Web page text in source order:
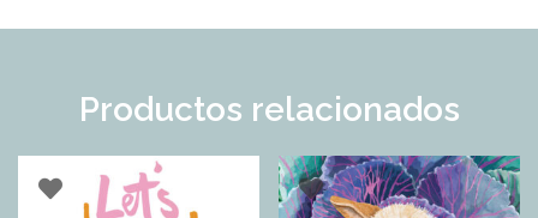
Productos relacionados